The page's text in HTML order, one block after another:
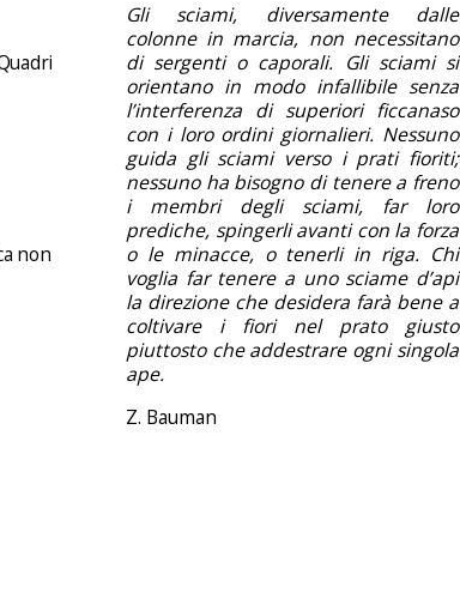
non
Gli sciami, diversamente dalle
colonne in marcia, non necessitano
di sergenti o caporali. Gli sciami si
orientano in modo infallibile senza
l’interferenza di superiori ficcanaso
con i loro ordini giornalieri. Nessuno
guida gli sciami verso i prati fioriti;
nessuno ha bisogno di tenere a freno
i membri degli sciami, far loro
prediche, spingerli avanti con la forza
o le minacce, o tenerli in riga. Chi
voglia far tenere a uno sciame d’api
la direzione che desidera farà bene a
coltivare i fiori nel prato giusto
piuttosto che addestrare ogni singola
ape.
Z. Bauman